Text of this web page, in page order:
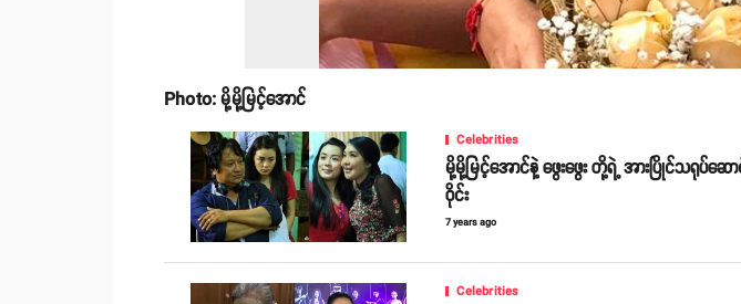
Photo: မို့မို့မြင့်အောင်
Celebrities
မို့မို့မြင့်အောင်နဲ့ ဖွေးဖွေး တို့ရဲ့ အားပြိုင်သရုပ်
ဝိုင်း
7 years ago
Celebrities